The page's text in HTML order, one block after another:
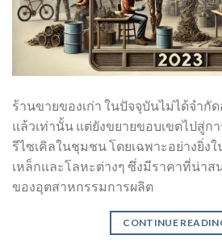
ร้านขายของเก่า ในปัจจุบันไม่ได้จำกั
แล้วเท่านั้น แต่ยังขยายขอบเขตไปสู่ก
รีไซเคิลในชุมชน โดยเฉพาะอย่างยิ่ง
เหล็กและโลหะต่างๆ ซึ่งมีราคาที่น่าส
ของอุตสาหกรรมการผลิต
CONTINUE